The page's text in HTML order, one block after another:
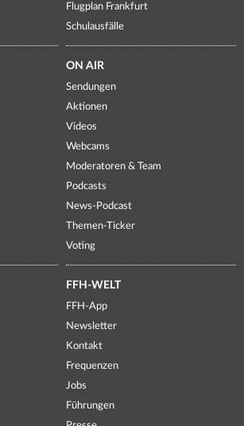
Flugplan Frankfurt
Schulausfälle
ON AIR
Sendungen
Aktionen
Videos
Webcams
Moderatoren & Team
Podcasts
News-Podcast
Themen-Ticker
Voting
FFH-WELT
FFH-App
Newsletter
Kontakt
Frequenzen
Jobs
Führungen